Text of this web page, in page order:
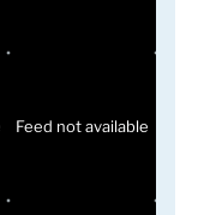
Feed not available